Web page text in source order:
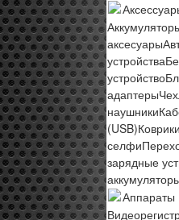
аксесуары
устройства
устройство
адаптеры
наушники
(USB)Коврики
селфи
зарядные
Аппараты